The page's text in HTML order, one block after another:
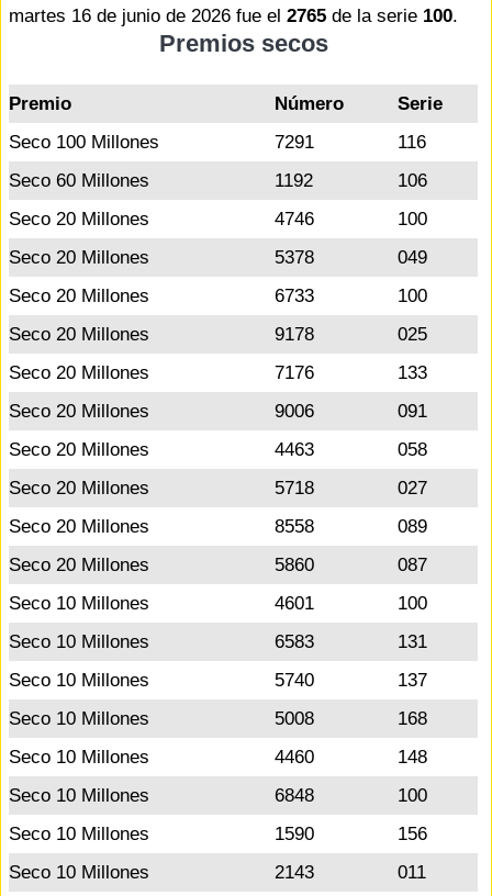
martes 16 de junio de 2026 fue el 2765 de la serie 100.
Premios secos
Premio Número
Serie
Seco 100 Millones
7291
116
Seco 60 Millones
1192
106
Seco 20 Millones
4746
100
Seco 20 Millones
5378
049
Seco 20 Millones
6733
100
Seco 20 Millones
9178
025
Seco 20 Millones
7176
133
Seco 20 Millones
9006
091
Seco 20 Millones
4463
058
Seco 20 Millones
5718
027
Seco 20 Millones
8558
089
Seco 20 Millones
5860
087
Seco 10 Millones
4601
100
Seco 10 Millones
6583
131
Seco 10 Millones
5740
137
Seco 10 Millones
5008
168
Seco 10 Millones
4460
148
Seco 10 Millones
6848
100
Seco 10 Millones
1590
156
Seco 10 Millones
2143
011